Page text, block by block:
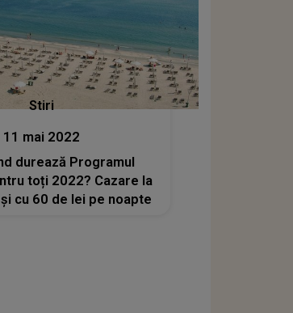
Stiri
11 mai 2022
durează Programul
toți 2022? Cazare la
cu 60 de lei pe noapte